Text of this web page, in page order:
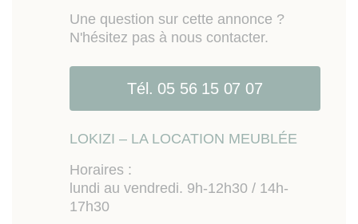
Une question sur cette annonce ?
N'hésitez pas à nous contacter.
Tél. 05 56 15 07 07
LOKIZI – LA LOCATION MEUBLÉE
Horaires :
lundi au vendredi. 9h-12h30 / 14h-
17h30